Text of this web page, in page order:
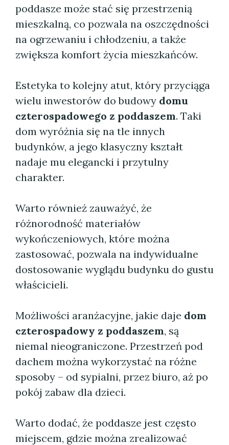
poddasze może stać się przestrzenią
mieszkalną, co pozwala na oszczędności
na ogrzewaniu i chłodzeniu, a także
zwiększa komfort życia mieszkańców.
Estetyka to kolejny atut, który przyciąga
wielu inwestorów do budowy domu
czterospadowego z poddaszem. Taki
dom wyróżnia się na tle innych
budynków, a jego klasyczny kształt
nadaje mu elegancki i przytulny
charakter.
Warto również zauważyć, że
różnorodność materiałów
wykończeniowych, które można
zastosować, pozwala na indywidualne
dostosowanie wyglądu budynku do gustu
właścicieli.
Możliwości aranżacyjne, jakie daje dom
czterospadowy z poddaszem, są
niemal nieograniczone. Przestrzeń pod
dachem można wykorzystać na różne
sposoby – od sypialni, przez biuro, aż po
pokój zabaw dla dzieci.
Warto dodać, że poddasze jest często
miejscem, gdzie można zrealizować